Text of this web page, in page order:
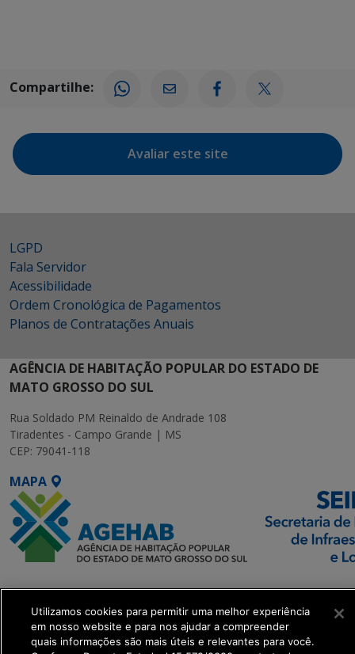
Compartilhe:
Avaliar este site
LGPD
Fala Servidor
Acessibilidade
Ordem Cronológica de Pagamentos
Planos de Contratações Anuais
AGÊNCIA DE HABITAÇÃO POPULAR DO ESTADO DE
MATO GROSSO DO SUL
Rua Soldado PM Reinaldo de Andrade 108
Tiradentes - Campo Grande | MS
CEP: 79041-118
MAPA
SETDIG | Secretaria-
Executiva de
Transformação Digital
Utilizamos cookies para permitir uma melhor experiência
em nosso website e para nos ajudar a compreender
quais informações são mais úteis e relevantes para você.